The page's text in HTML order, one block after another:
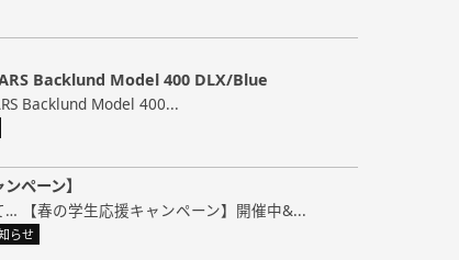
Backlund Model 400 DLX/Blue
Backlund Model 400...
ペーン】
… 【春の学生応援キャンペーン】開催中&...
らせ